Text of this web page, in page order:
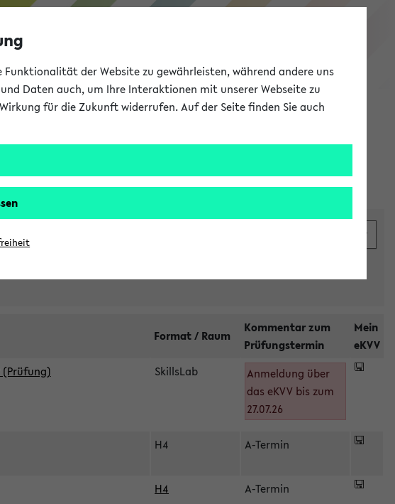
eKVV
Format / Raum
Kommentar zum
Prüfungstermin
Mein
eKVV
(Prüfung)
SkillsLab
Anmeldung über
das eKVV bis zum
27.07.26
H4 A-Termin
H4 A-Termin
Funktionalität der Website zu gewährleisten, während andere uns
Daten auch, um Ihre Interaktionen mit unserer Webseite zu
für die Zukunft widerrufen. Auf der Seite finden Sie auch